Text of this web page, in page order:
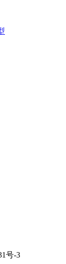
号-3